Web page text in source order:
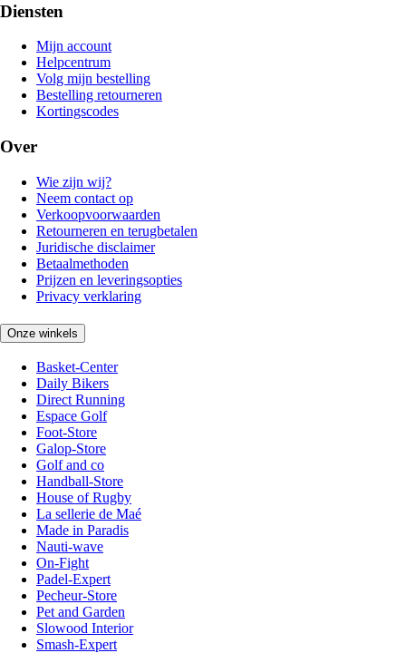
Diensten
Mijn account
Helpcentrum
Volg mijn bestelling
Bestelling retourneren
Kortingscodes
Over
Wie zijn wij?
Neem contact op
Verkoopvoorwaarden
Retourneren en terugbetalen
Juridische disclaimer
Betaalmethoden
Prijzen en leveringsopties
Privacy verklaring
Onze winkels
Basket-Center
Daily Bikers
Direct Running
Espace Golf
Foot-Store
Galop-Store
Golf and co
Handball-Store
House of Rugby
La sellerie de Maé
Made in Paradis
Nauti-wave
On-Fight
Padel-Expert
Pecheur-Store
Pet and Garden
Slowood Interior
Smash-Expert